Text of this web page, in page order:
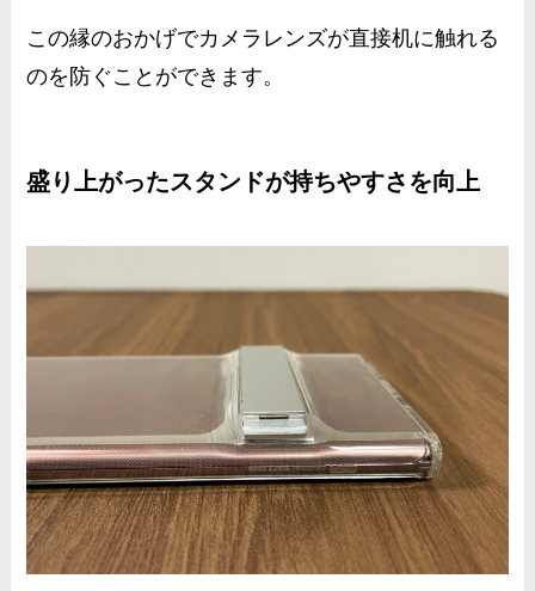
この縁のおかげでカメラレンズが直接机に触れる
のを防ぐことができます。
盛り上がったスタンドが持ちやすさを向上